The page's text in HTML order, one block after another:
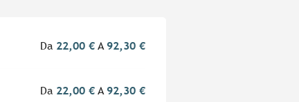
Da 22,00 € A 92,30 €
Da 22,00 € A 92,30 €